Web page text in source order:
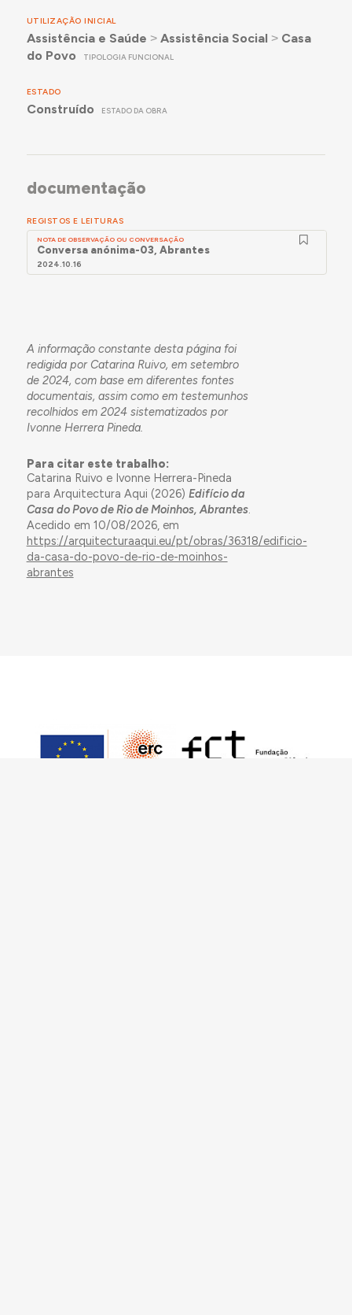
UTILIZAÇÃO INICIAL
Assistência e Saúde ˃ Assistência Social ˃ Casa
do Povo
TIPOLOGIA FUNCIONAL
ESTADO
Construído ESTADO DA OBRA
documentação
REGISTOS E LEITURAS
NOTA DE OBSERVAÇÃO OU CONVERSAÇÃO
Conversa anónima-03, Abrantes
2024.10.16
A informação constante desta página foi
redigida por Catarina Ruivo, em setembro
de 2024, com base em diferentes fontes
documentais, assim como em testemunhos
recolhidos em 2024 sistematizados por
Ivonne Herrera Pineda.
Para citar este trabalho:
Catarina Ruivo e Ivonne Herrera-Pineda
para Arquitectura Aqui (2026) Edifício da
Casa do Povo de Rio de Moinhos, Abrantes.
Acedido em 10/08/2026, em
https://arquitecturaaqui.eu/pt/obras/36318/edificio-
da-casa-do-povo-de-rio-de-moinhos-
abrantes